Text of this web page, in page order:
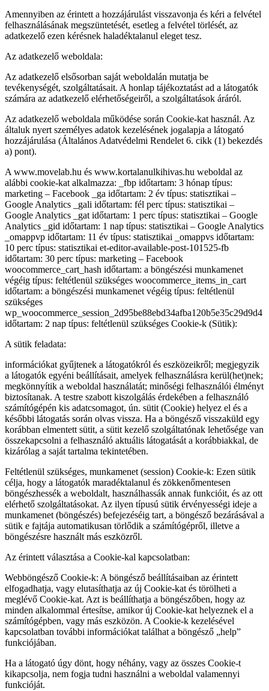
Amennyiben az érintett a hozzájárulást visszavonja és kéri a felvétel
felhasználásának megszüntetését, esetleg a felvétel törlését, az
adatkezelő ezen kérésnek haladéktalanul eleget tesz.
Az adatkezelő weboldala:
Az adatkezelő elsősorban saját weboldalán mutatja be
tevékenységét, szolgáltatásait. A honlap tájékoztatást ad a látogatók
számára az adatkezelő elérhetőségeiről, a szolgáltatások áráról.
Az adatkezelő weboldala működése során Cookie-kat használ. Az
általuk nyert személyes adatok kezelésének jogalapja a látogató
hozzájárulása (Általános Adatvédelmi Rendelet 6. cikk (1) bekezdés
a) pont).
A www.movelab.hu és www.kortalanulkihivas.hu weboldal az
alábbi cookie-kat alkalmazza: _fbp időtartam: 3 hónap típus:
marketing – Facebook _ga időtartam: 2 év típus: statisztikai –
Google Analytics _gali időtartam: fél perc típus: statisztikai –
Google Analytics _gat időtartam: 1 perc típus: statisztikai – Google
Analytics _gid időtartam: 1 nap típus: statisztikai – Google Analytics
_omappvp időtartam: 11 év típus: statisztikai _omappvs időtartam:
10 perc típus: statisztikai et-editor-available-post-101525-fb
időtartam: 30 perc típus: marketing – Facebook
woocommerce_cart_hash időtartam: a böngészési munkamenet
végéig típus: feltétlenül szükséges woocommerce_items_in_cart
időtartam: a böngészési munkamenet végéig típus: feltétlenül
szükséges
wp_woocommerce_session_2d95be88ebd34afba120b5e35c29d9d4
időtartam: 2 nap típus: feltétlenül szükséges Cookie-k (Sütik):
A sütik feladata:
információkat gyűjtenek a látogatókról és eszközeikről; megjegyzik
a látogatók egyéni beállításait, amelyek felhasználásra kerül(het)nek;
megkönnyítik a weboldal használatát; minőségi felhasználói élményt
biztosítanak. A testre szabott kiszolgálás érdekében a felhasználó
számítógépén kis adatcsomagot, ún. sütit (Cookie) helyez el és a
későbbi látogatás során olvas vissza. Ha a böngésző visszaküld egy
korábban elmentett sütit, a sütit kezelő szolgáltatónak lehetősége van
összekapcsolni a felhasználó aktuális látogatását a korábbiakkal, de
kizárólag a saját tartalma tekintetében.
Feltétlenül szükséges, munkamenet (session) Cookie-k: Ezen sütik
célja, hogy a látogatók maradéktalanul és zökkenőmentesen
böngészhessék a weboldalt, használhassák annak funkcióit, és az ott
elérhető szolgáltatásokat. Az ilyen típusú sütik érvényességi ideje a
munkamenet (böngészés) befejezéséig tart, a böngésző bezárásával a
sütik e fajtája automatikusan törlődik a számítógépről, illetve a
böngészésre használt más eszközről.
Az érintett választása a Cookie-kal kapcsolatban:
Webböngésző Cookie-k: A böngésző beállításaiban az érintett
elfogadhatja, vagy elutasíthatja az új Cookie-kat és törölheti a
meglévő Cookie-kat. Azt is beállíthatja a böngészőben, hogy az
minden alkalommal értesítse, amikor új Cookie-kat helyeznek el a
számítógépben, vagy más eszközön. A Cookie-k kezelésével
kapcsolatban további információkat találhat a böngésző „help”
funkciójában.
Ha a látogató úgy dönt, hogy néhány, vagy az összes Cookie-t
kikapcsolja, nem fogja tudni használni a weboldal valamennyi
funkcióját.